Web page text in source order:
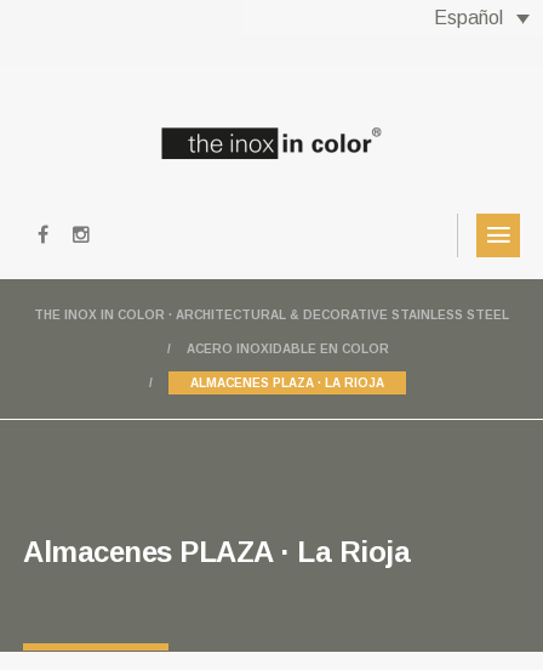
Español
THE INOX IN COLOR · ARCHITECTURAL & DECORATIVE STAINLESS STEEL
ACERO INOXIDABLE EN COLOR
ALMACENES PLAZA · LA RIOJA
Almacenes PLAZA · La Rioja